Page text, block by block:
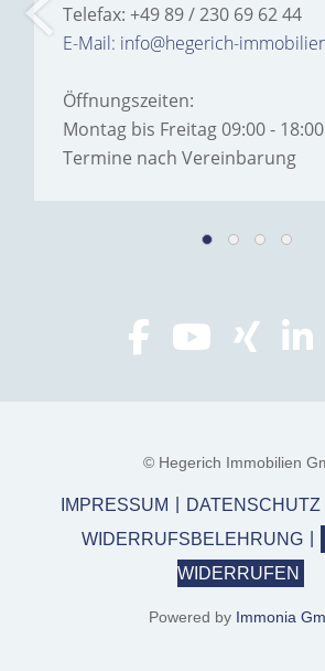
Telefax: +49 89 / 230 69 62 44
E-Mail: info@hegerich-
Öffnungszeiten:
Montag bis Freitag 09:00 -
Termine nach Vereinbarung
© Hegerich Immobilien
IMPRESSUM DATENSCHUTZ
WIDERRUFSBELEHRUNG
WIDERRUFEN
Powered by Immonia